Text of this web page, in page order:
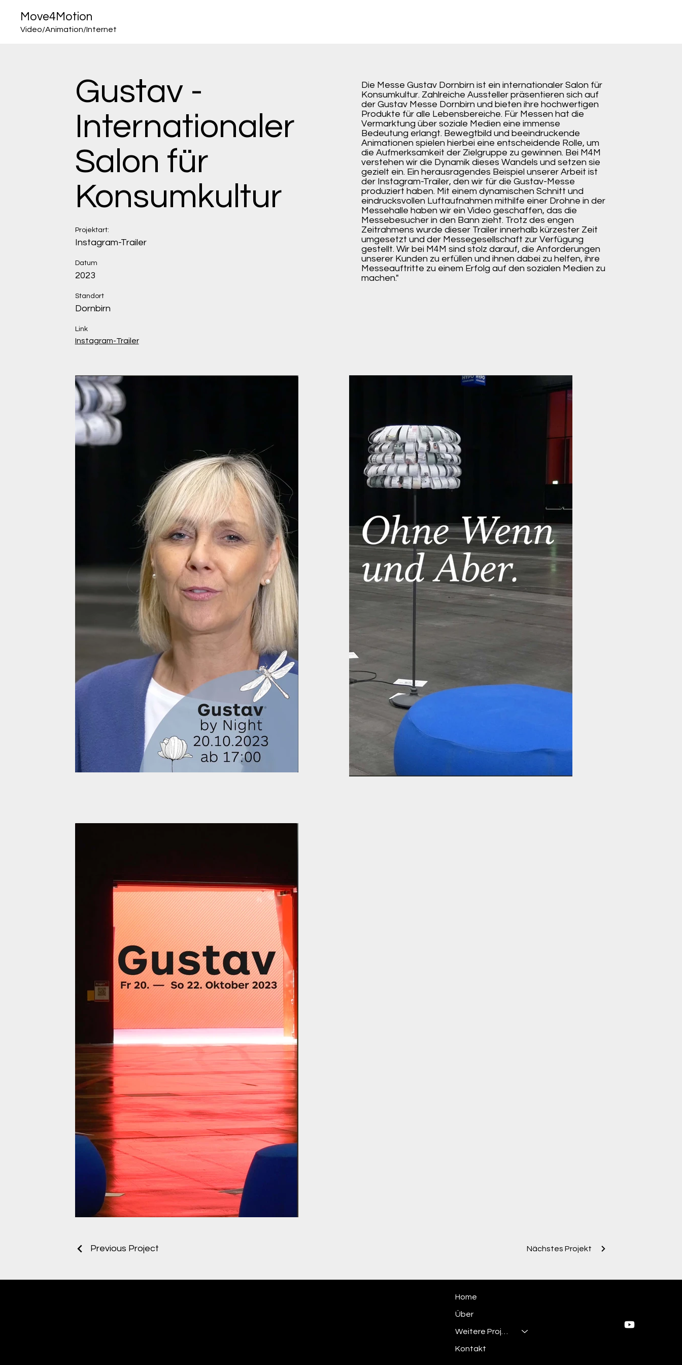
Video/Animation/Internet
Move4Motion
Gustav -
Internationaler
Salon für
Konsumkultur
Projektart:
Instagram-Trailer
Datum
2023
Standort
Dornbirn
Link
Instagram-Trailer
Die Messe Gustav Dornbirn ist ein internationaler Salon für
Konsumkultur. Zahlreiche Aussteller präsentieren sich auf
der Gustav Messe Dornbirn und bieten ihre hochwertigen
Produkte für alle Lebensbereiche. Für Messen hat die
Vermarktung über soziale Medien eine immense
Bedeutung erlangt. Bewegtbild und beeindruckende
Animationen spielen hierbei eine entscheidende Rolle, um
die Aufmerksamkeit der Zielgruppe zu gewinnen. Bei M4M
verstehen wir die Dynamik dieses Wandels und setzen sie
gezielt ein. Ein herausragendes Beispiel unserer Arbeit ist
der Instagram-Trailer, den wir für die Gustav-Messe
produziert haben. Mit einem dynamischen Schnitt und
eindrucksvollen Luftaufnahmen mithilfe einer Drohne in der
Messehalle haben wir ein Video geschaffen, das die
Messebesucher in den Bann zieht. Trotz des engen
Zeitrahmens wurde dieser Trailer innerhalb kürzester Zeit
umgesetzt und der Messegesellschaft zur Verfügung
gestellt. Wir bei M4M sind stolz darauf, die Anforderungen
unserer Kunden zu erfüllen und ihnen dabei zu helfen, ihre
Messeauftritte zu einem Erfolg auf den sozialen Medien zu
machen."
Previous Project Nächstes Projekt
Home
Über
Kontakt